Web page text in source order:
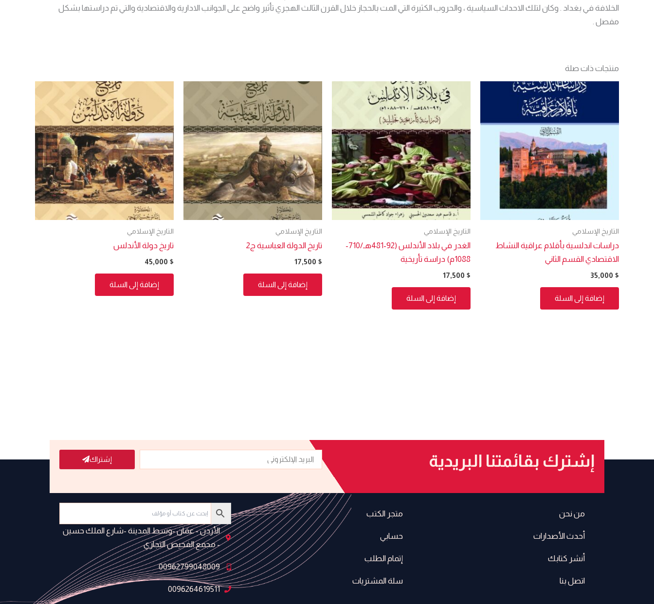
الخلافة في بغداد . وكان لتلك الاحداث السياسية ، والحروب الكثيرة التي المت بالحجاز خلال القرن الثالث الهجري تأثير واضح على الجوانب الادارية والاقتصادية والتي تم دراستها بشكل
مفصل .
منتجات ذات صلة
التاريخ الإسلامي
دراسات اندلسية بأقلام عراقية النشاط
الاقتصادي القسم الثاني
35,000 $
إضافة إلى السلة
التاريخ الإسلامي
الغدر في بلاد الأندلس (92-481هـ/710-
1088م) دراسة تأريخية
17,500 $
إضافة إلى السلة
التاريخ الإسلامي
تاريخ الدولة العباسية ج2
17,500 $
إضافة إلى السلة
التاريخ الإسلامي
تاريخ دولة الأندلس
45,000 $
إضافة إلى السلة
إشترك بقائمتنا البريدية
الإلكتروني
إشتراك
من نحن
أحدث الأصدارات
أنشر كتابك
اتصل بنا
متجر الكتب
حسابي
إتمام الطلب
سلة المشتريات
الأردن - عمَان -وسط المدينة -شارع الملك حسين
- مجمع الفحيص التجاري
00962799048009
0096264619511